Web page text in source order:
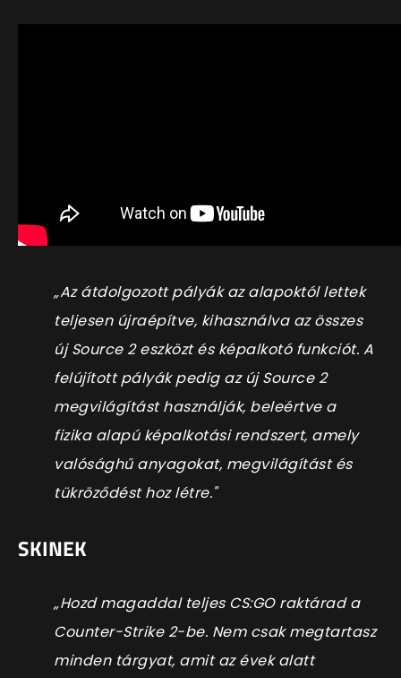
„Az átdolgozott pályák az alapoktól lettek
teljesen újraépítve, kihasználva az összes
új Source 2 eszközt és képalkotó funkciót. A
felújított pályák pedig az új Source 2
megvilágítást használják, beleértve a
fizika alapú képalkotási rendszert, amely
valósághű anyagokat, megvilágítást és
tükröződést hoz létre."
SKINEK
„Hozd magaddal teljes CS:GO raktárad a
Counter-Strike 2-be. Nem csak megtartasz
minden tárgyat, amit az évek alatt